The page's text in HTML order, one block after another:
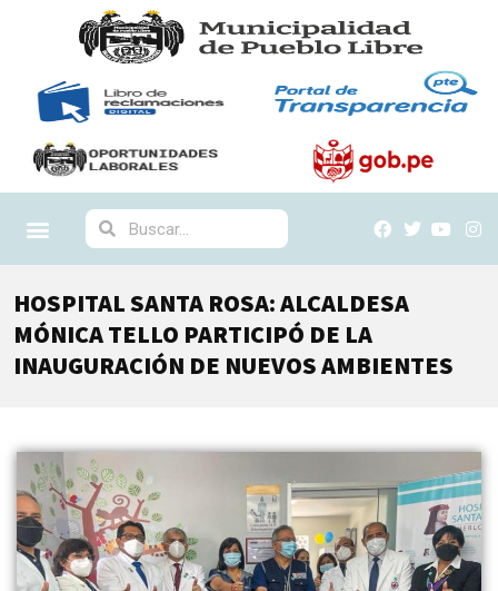
HOSPITAL SANTA ROSA: ALCALDESA
MÓNICA TELLO PARTICIPÓ DE LA
INAUGURACIÓN DE NUEVOS AMBIENTES